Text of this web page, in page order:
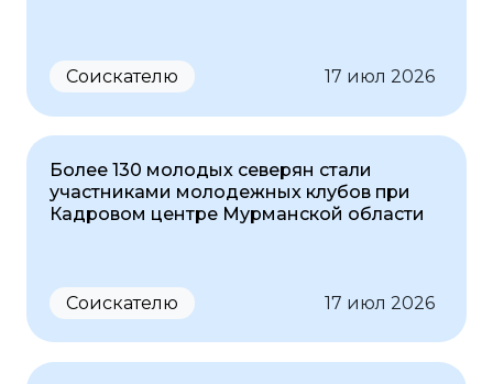
Соискателю 17 июл 2026
Более 130 молодых северян стали
участниками молодежных клубов при
Кадровом центре Мурманской области
Соискателю 17 июл 2026